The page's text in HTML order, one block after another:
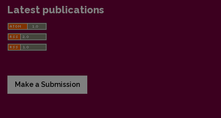
Latest publications
Make a Submission